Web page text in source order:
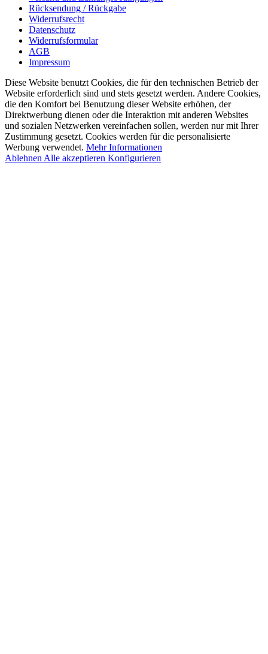
Rücksendung / Rückgabe
Widerrufsrecht
Datenschutz
Widerrufsformular
AGB
Impressum
Diese Website benutzt Cookies, die für den technischen Betrieb der
Website erforderlich sind und stets gesetzt werden. Andere Cookies,
die den Komfort bei Benutzung dieser Website erhöhen, der
Direktwerbung dienen oder die Interaktion mit anderen Websites
und sozialen Netzwerken vereinfachen sollen, werden nur mit Ihrer
Zustimmung gesetzt. Cookies werden für die personalisierte
Werbung verwendet. Mehr Informationen
Ablehnen Alle akzeptieren Konfigurieren